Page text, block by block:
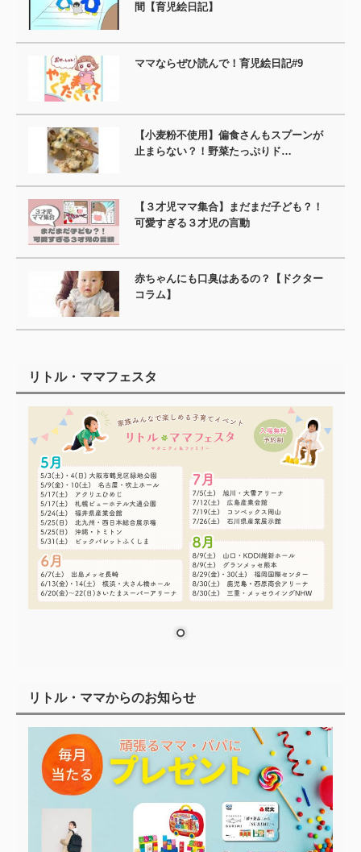
間【育児絵日記】
ママならぜひ読んで！育児絵日記#9
【小麦粉不使用】偏食さんもスプーンが
止まらない？！野菜たっぷりド…
【３才児ママ集合】まだまだ子ども？！
可愛すぎる３才児の言動
赤ちゃんにも口臭はあるの？【ドクター
コラム】
リトル・ママフェスタ
リトル・ママからのお知らせ